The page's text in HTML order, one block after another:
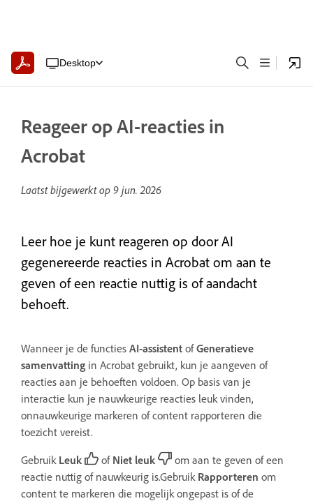
Desktop
Reageer op AI-reacties in
Acrobat
Laatst bijgewerkt op 9 jun. 2026
Leer hoe je kunt reageren op door AI
gegenereerde reacties in Acrobat om aan te
geven of een reactie nuttig is of aandacht
behoeft.
Wanneer je de functies AI-assistent ofGeneratieve
samenvatting in Acrobat gebruikt, kun je aangeven of
reacties aan je behoeften voldoen. Op basis van je
interactie kun je nauwkeurige reacties leuk vinden,
onnauwkeurige markeren of content rapporteren die
toezicht vereist.
Gebruik Leuk of Niet leuk
om aan te geven of een
reactie nuttig of nauwkeurig is.Gebruik Rapporteren om
content te markeren die mogelijk ongepast is of de